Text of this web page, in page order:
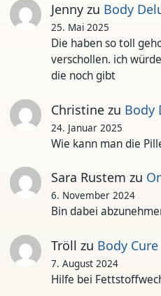
Jennyzu Body
25. Mai 2025
Die haben so toll
verschollen. ich
die noch gibt
Christinezu Body
24. Januar 2025
Wie kann man die
Sara Rustem zu
6. November 2024
Bin dabei
Tröll zu Body Cure
7. August 2024
Hilfe bei